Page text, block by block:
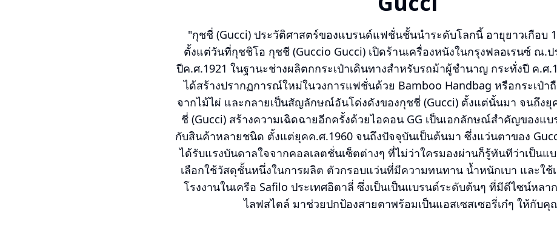
"กุชชี่ (Gucci) ประวัติศาสตร์ของแบรนด์แฟชั่นชั้นนำระดับโลกนี้ อายุยาวเกือบ
ตั้งแต่วันที่กุชชิโอ กุชชี (Guccio Gucci) เปิดร้านเครื่องหนังในกรุงฟลอเรนซ์ ณ.ป
ปีค.ศ.1921 ในฐานะช่างผลิตกกระเป๋าเดินทางสำหรับรถม้าผู้ชำนาญ กระทั่งปี ค.ศ
ได้สร้างปรากฏการณ์ใหม่ในวงการแฟชั่นด้วย Bamboo Handbag หรือกระเป๋า
จากไม้ไผ่ และกลายเป็นสัญลักษณ์อันโด่งดังของกุชชี่ (Gucci) ตั้งแต่นั้นมา จนถึงยุ
ชี่ (Gucci) สร้างความเฉิดฉายอีกครั้งด้วยไอคอน GG เป็นเอกลักษณ์สำคัญของแ
กับสินค้าหลายชนิด ตั้งแต่ยุคค.ศ.1960 จนถึงปัจจุบันเป็นต้นมา ซึ่งแว่นตาของ
ได้รับแรงบันดาลใจจากคอลเลตชั่นเซ็ตต่างๆ ที่ไม่ว่าใครมองผ่านก็รู้ทันทีว่าเป็นแ
เลือกใช้วัสดุชั้นหนึ่งในการผลิต ตัวกรอบแว่นที่มีความทนทาน น้ำหนักเบา และใ
โรงงานในเครือ Safilo ประเทศอิตาลี่ ซึ่งเป็นเป็นแบรนด์ระดับต้นๆ ที่มีดีไซน์หลา
ไลฟสไตล์ มาช่วยปกป้องสายตาพร้อมเป็นแอสเซสเซอรี่เก๋ๆ ให้กับคุ